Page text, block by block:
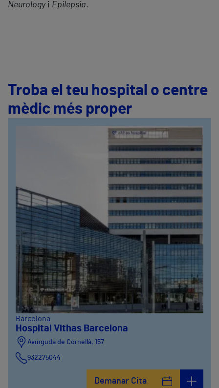
Neurology i Epilepsia.
Troba el teu hospital o centre
mèdic més proper
Barcelona
Hospital Vithas Barcelona
Avinguda de Cornellà, 157
932275044
Demanar Cita